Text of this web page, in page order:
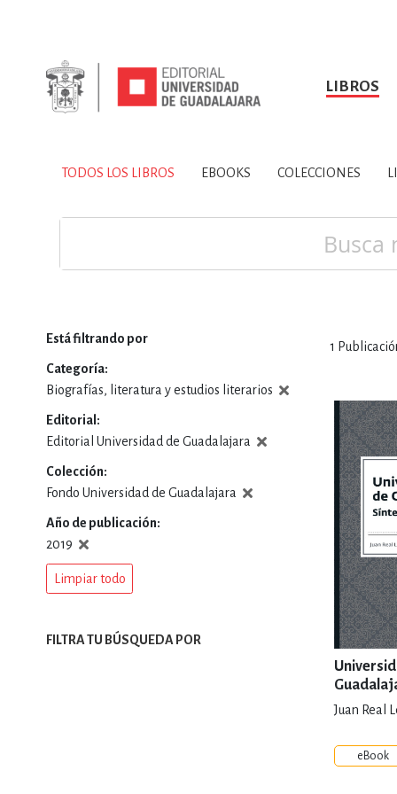
LIBROS
TODOS LOS LIBROS
SOBRE NOSOTROS HISTORIA
CIENCIAS DE LA
DEPORTES Y
ESTILOS DE
INFANTILES,
TODOS LOS LIBROS EBOOKS COLECCIONES
1
histórica
Juan Real
eBook
Está filtrando por
Categoría
Biografías, literatura y estudios literarios
Editorial
Editorial Universidad de Guadalajara
Colección
Fondo Universidad de Guadalajara
Año de publicación
2019
Limpiar todo
FILTRA TU BÚSQUEDA POR